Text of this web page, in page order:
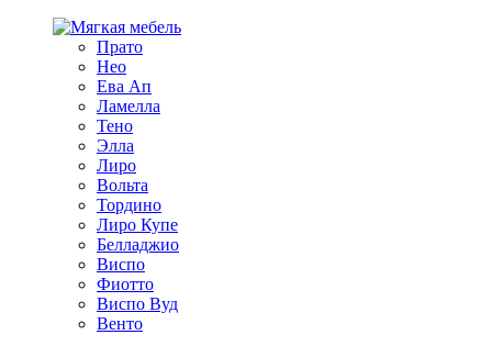
Прато
Нео
Ева Ап
Ламелла
Тено
Элла
Лиро
Вольта
Тордино
Лиро Купе
Белладжио
Виспо
Фиотто
Виспо Вуд
Венто